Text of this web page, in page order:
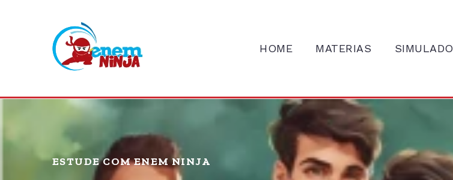
HOME MATERIAS SIMULADO
ESTUDE COM ENEM NINJA